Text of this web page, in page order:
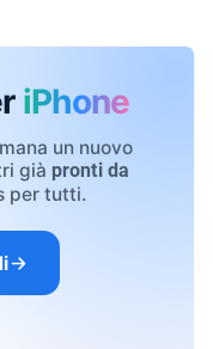
iPhone
un nuovo
già pronti da
per tutti.